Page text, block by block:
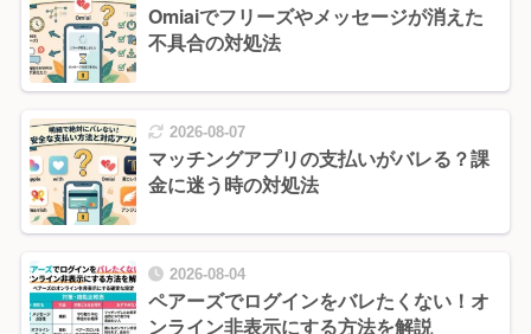
Omiaiでフリーズやメッセージが消えた
不具合の対処法
2026-08-07
マッチングアプリの支払いがバレる？課
金に迷う時の対処法
2026-08-04
ペアーズでログインをバレたくない！オ
ンライン非表示にする方法を解説